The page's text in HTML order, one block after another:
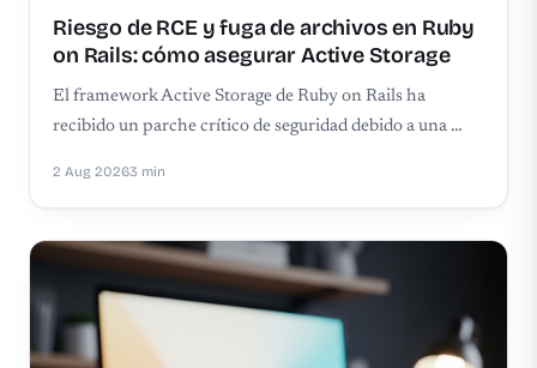
Riesgo de RCE y fuga de archivos en Ruby
on Rails: cómo asegurar Active Storage
El framework Active Storage de Ruby on Rails ha
recibido un parche crítico de seguridad debido a una …
2 Aug 20263 min